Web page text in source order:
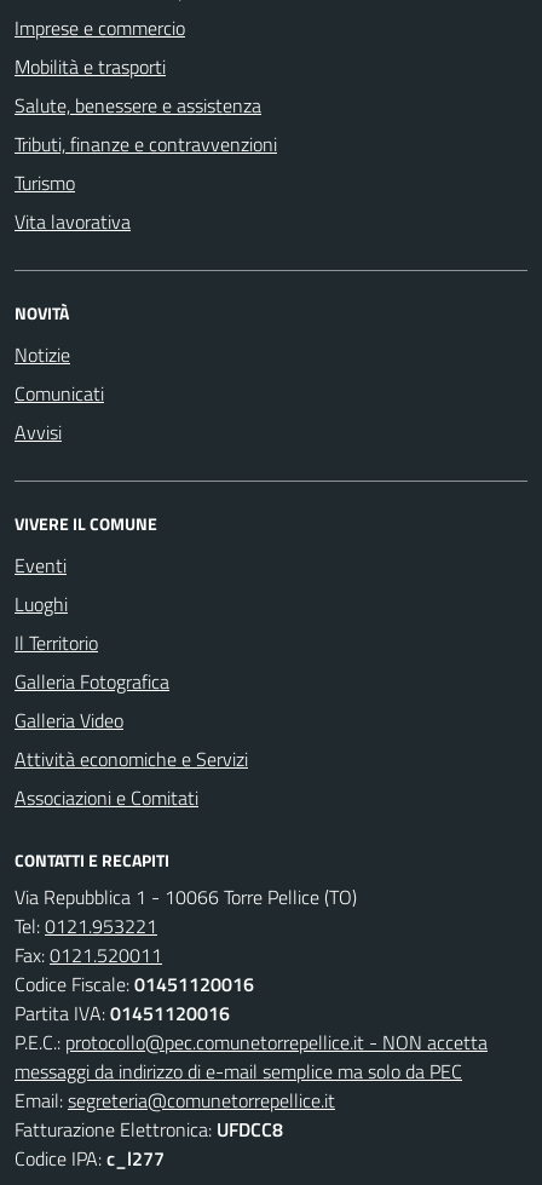
Imprese e commercio
Mobilità e trasporti
Salute, benessere e assistenza
Tributi, finanze e contravvenzioni
Turismo
Vita lavorativa
NOVITÀ
Notizie
Comunicati
Avvisi
VIVERE IL COMUNE
Eventi
Luoghi
Il Territorio
Galleria Fotografica
Galleria Video
Attività economiche e Servizi
Associazioni e Comitati
CONTATTI E RECAPITI
Via Repubblica 1 - 10066 Torre Pellice (TO)
Tel:0121.953221
Fax:0121.520011
Codice Fiscale:01451120016
Partita IVA:01451120016
P.E.C.: protocollo@pec.comunetorrepellice.it - NON accetta
messaggi da indirizzo di e-mail semplice ma solo da PEC
Email:segreteria@comunetorrepellice.it
Fatturazione Elettronica: UFDCC8
Codice IPA:c_l277